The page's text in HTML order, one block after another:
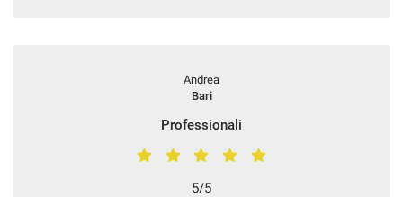
Andrea
Bari
Professionali
5/5